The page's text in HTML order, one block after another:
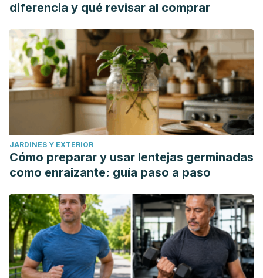
diferencia y qué revisar al comprar
JARDINES Y EXTERIOR
Cómo preparar y usar lentejas germinadas
como enraizante: guía paso a paso